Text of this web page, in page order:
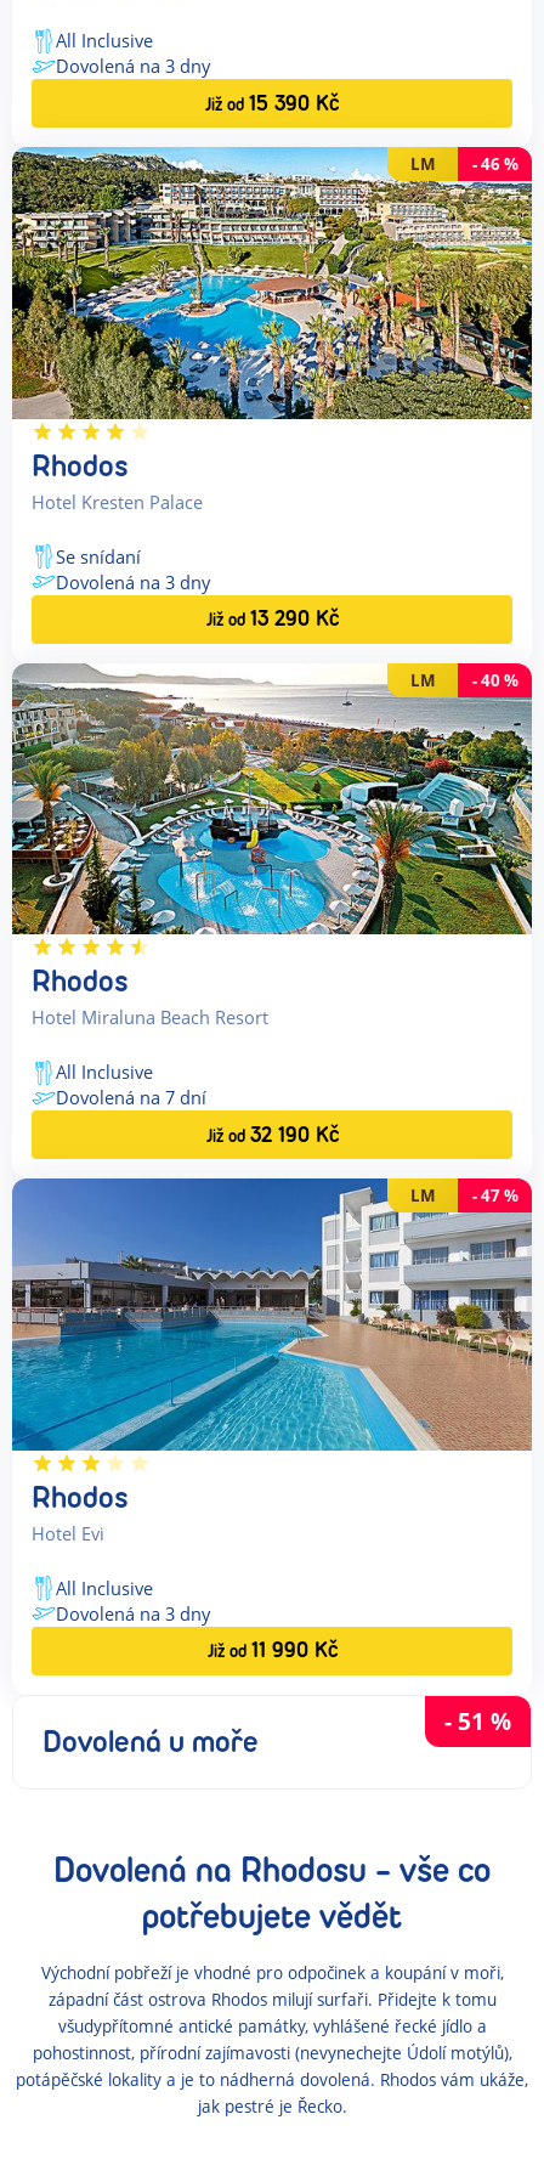
All Inclusive
Dovolená na 3 dny
Již od 15 390 Kč
LM -46%
Rhodos
Hotel Kresten Palace
Se snídaní
Dovolená na 3 dny
Již od 13 290 Kč
LM -40 %
Rhodos
Hotel Miraluna Beach Resort
All Inclusive
Dovolená na 7 dní
Již od 32 190 Kč
LM -47%
Rhodos
Hotel Evi
All Inclusive
Dovolená na 3 dny
Již od 11 990 Kč
Dovolená u moře
- 51 %
Dovolená na Rhodosu - vše co
potřebujete vědět
Východní pobřeží je vhodné pro odpočinek a koupání v moři,
západní část ostrova Rhodos milují surfaři. Přidejte k tomu
všudypřítomné antické památky, vyhlášené řecké jídlo a
pohostinnost, přírodní zajímavosti (nevynechejte Údolí motýlů),
potápěčské lokality a je to nádherná dovolená. Rhodos vám ukáže,
jak pestré je Řecko.